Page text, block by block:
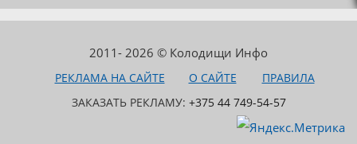
2011- 2026 © Колодищи Инфо
РЕКЛАМА НА САЙТЕ О САЙТЕ
ПРАВИЛА
ЗАКАЗАТЬ РЕКЛАМУ: +375 44 749-54-57